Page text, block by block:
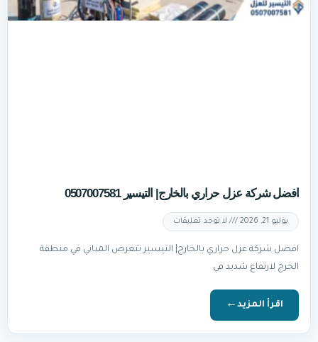
افضل شركة عزل حراري بالخارج| التيسير 0507007581
يوليو 21, 2026 لا توجد تعليقات
افضل شركة عزل حراري بالخارج| التيسير تتعرض المباني في منطقة
الخرج لارتفاع شديد في
اقرأ المزيد